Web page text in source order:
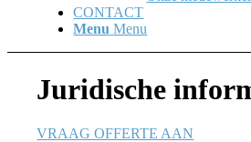
CONTACT
Menu Menu
Juridische
VRAAG OFFERTE AAN